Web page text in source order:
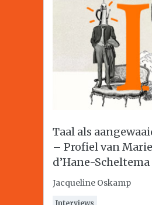
Taal als
– Profiel van
d’Hane-Scheltema
Jacqueline Oskamp
Interviews